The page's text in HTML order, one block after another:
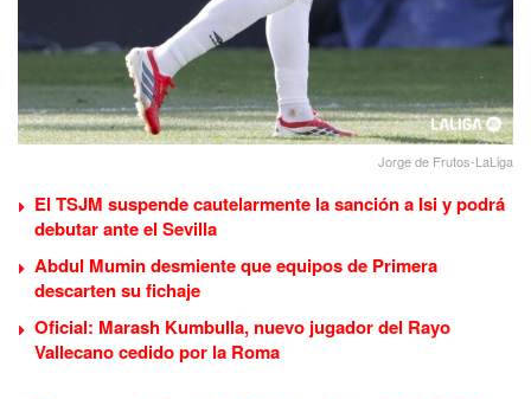
Jorge de Frutos-LaLiga
El TSJM suspende cautelarmente la sanción a Isi y podrá
debutar ante el Sevilla
Abdul Mumin desmiente que equipos de Primera
descarten su fichaje
Oficial: Marash Kumbulla, nuevo jugador del Rayo
Vallecano cedido por la Roma